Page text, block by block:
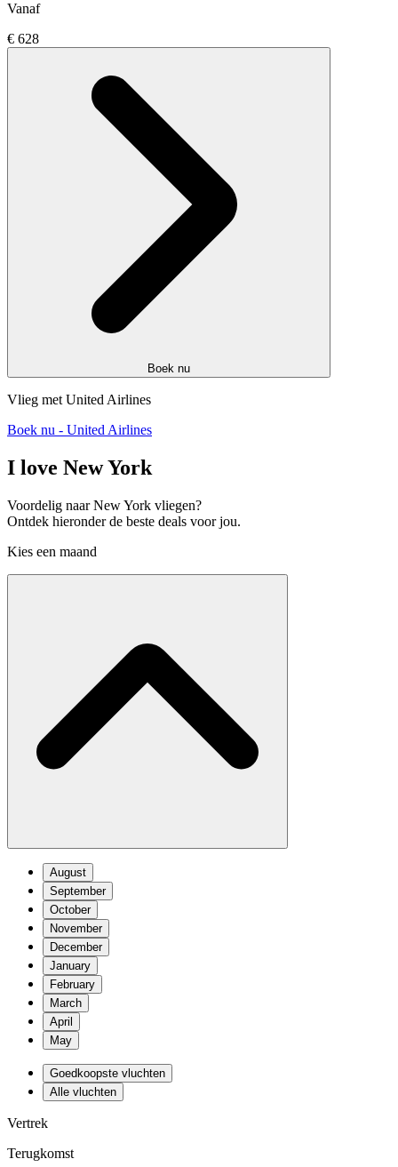
Vanaf
€ 628
Boek nu
Vlieg met United Airlines
Boek nu - United Airlines
I love New York
Voordelig naar New York vliegen?
Ontdek hieronder de beste deals voor jou.
Kies een maand
August
September
October
November
December
January
February
March
April
May
Goedkoopste vluchten
Alle vluchten
Vertrek
Terugkomst